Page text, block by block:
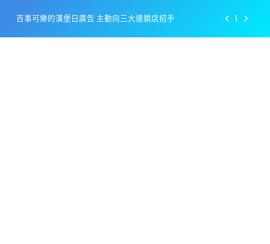
content
美樂啤酒開發”啤酒專用”手套